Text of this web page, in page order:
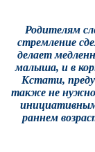
Родителям
стремление
делает
малыша, и в
Кстати,
также не
инициативным
раннем